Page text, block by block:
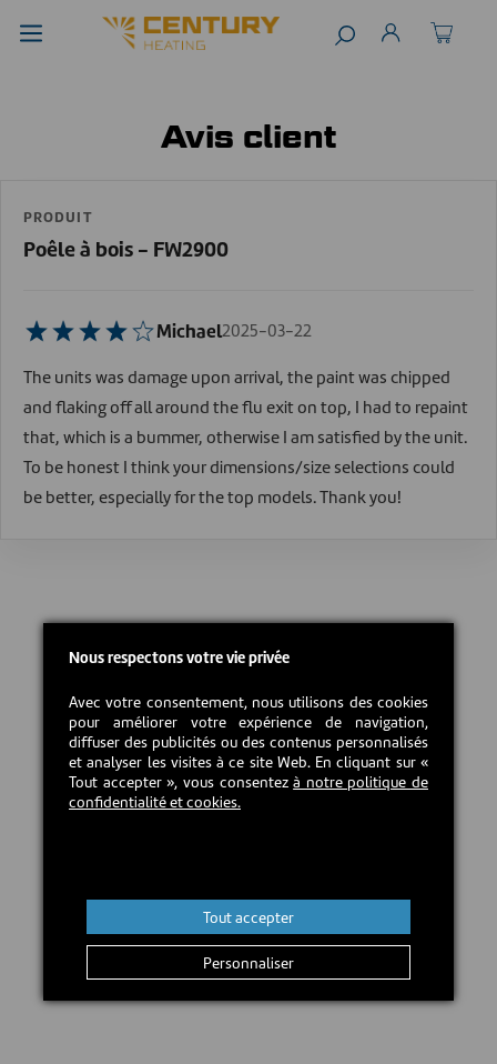
Avis client
PRODUIT
Poêle à bois - FW2900
Michael2025-03-22
The units was damage upon arrival, the paint was chipped
and flaking off all around the flu exit on top, I had to repaint
that, which is a bummer, otherwise I am satisfied by the unit.
To be honest I think your dimensions/size selections could
Nous respectons votre vie privée
Avec votre consentement, nous utilisons des cookies
pour améliorer votre expérience de navigation,
diffuser des publicités ou des contenus personnalisés
et analyser les visites à ce site Web. En cliquant sur «
Tout accepter », vous consentezà notre politique de
confidentialité et cookies.
Personnaliser
Tout accepter